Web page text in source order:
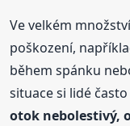
Ve velkém
poškození,
během spánku
situace si lidé
otok nebolestivý,